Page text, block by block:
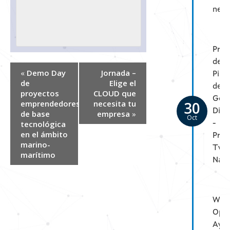
« Demo Day
de
proyectos
emprendedores
de base
tecnológica
en el ámbito
marino-
marítimo
Jornada –
Elige el
CLOUD que
necesita tu
empresa » 30
Oct
de
de
-